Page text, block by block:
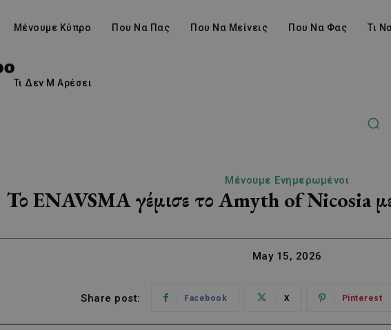
Μένουμε Κύπρο Που Να Πας Που Να Μείνεις Που Να Φας Τι
Τι Δεν Μ Αρέσει
Μένουμε Ενημερωμένοι
Το ENAVSMA γέμισε το Amyth of Nicosia με
May 15, 2026
Share post: Facebook X Pinterest